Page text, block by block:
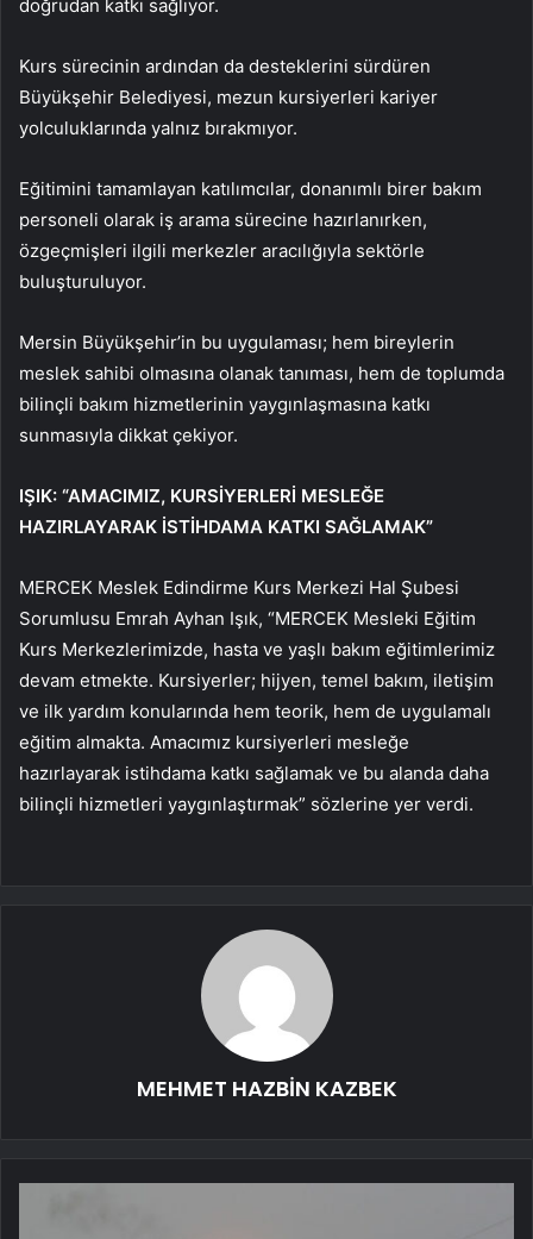
doğrudan katkı sağlıyor.
Kurs sürecinin ardından da desteklerini sürdüren
Büyükşehir Belediyesi, mezun kursiyerleri kariyer
yolculuklarında yalnız bırakmıyor.
Eğitimini tamamlayan katılımcılar, donanımlı birer bakım
personeli olarak iş arama sürecine hazırlanırken,
özgeçmişleri ilgili merkezler aracılığıyla sektörle
buluşturuluyor.
Mersin Büyükşehir’in bu uygulaması; hem bireylerin
meslek sahibi olmasına olanak tanıması, hem de toplumda
bilinçli bakım hizmetlerinin yaygınlaşmasına katkı
sunmasıyla dikkat çekiyor.
IŞIK: “AMACIMIZ, KURSİYERLERİ MESLEĞE
HAZIRLAYARAK İSTİHDAMA KATKI SAĞLAMAK”
MERCEK Meslek Edindirme Kurs Merkezi Hal Şubesi
Sorumlusu Emrah Ayhan Işık, “MERCEK Mesleki Eğitim
Kurs Merkezlerimizde, hasta ve yaşlı bakım eğitimlerimiz
devam etmekte. Kursiyerler; hijyen, temel bakım, iletişim
ve ilk yardım konularında hem teorik, hem de uygulamalı
eğitim almakta. Amacımız kursiyerleri mesleğe
hazırlayarak istihdama katkı sağlamak ve bu alanda daha
bilinçli hizmetleri yaygınlaştırmak” sözlerine yer verdi.
MEHMET HAZBİN KAZBEK